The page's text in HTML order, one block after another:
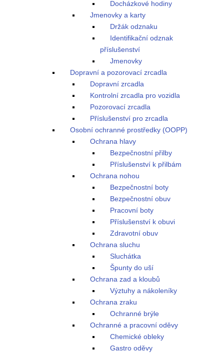
Docházkové hodiny
Jmenovky a karty
Držák odznaku
Identifikační odznak
příslušenství
Jmenovky
Dopravní a pozorovací zrcadla
Dopravní zrcadla
Kontrolní zrcadla pro vozidla
Pozorovací zrcadla
Příslušenství pro zrcadla
Osobní ochranné prostředky (OOPP)
Ochrana hlavy
Bezpečnostní přilby
Příslušenství k přilbám
Ochrana nohou
Bezpečnostní boty
Bezpečnostní obuv
Pracovní boty
Příslušenství k obuvi
Zdravotní obuv
Ochrana sluchu
Sluchátka
Špunty do uší
Ochrana zad a kloubů
Výztuhy a nákoleníky
Ochrana zraku
Ochranné brýle
Ochranné a pracovní oděvy
Chemické obleky
Gastro oděvy